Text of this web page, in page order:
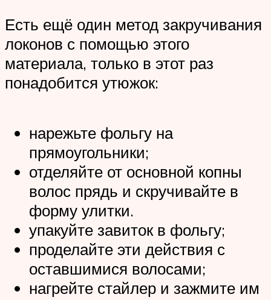
Есть ещё один метод закручивания
локонов с помощью этого
материала, только в этот раз
понадобится утюжок:
нарежьте фольгу на
прямоугольники;
отделяйте от основной копны
волос прядь и скручивайте в
форму улитки.
упакуйте завиток в фольгу;
проделайте эти действия с
оставшимися волосами;
нагрейте стайлер и зажмите им